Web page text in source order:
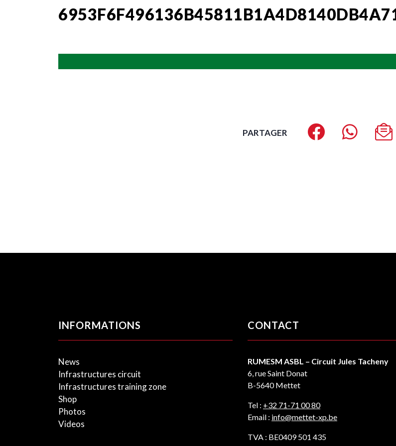
PARTAGER
INFORMATIONS
News
Infrastructures circuit
Infrastructures training zone
Shop
Photos
Videos
CONTACT
RUMESM ASBL – Circuit Jules Tacheny
6, rue Saint Donat
B-5640 Mettet
Tel : +32 71-71 00 80
Email : info@mettet-xp.be
TVA : BE0409 501 435